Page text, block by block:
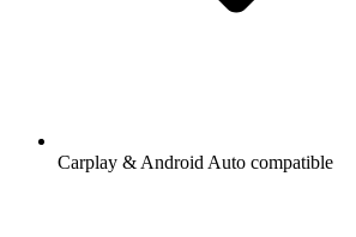
Carplay & Android Auto compatible